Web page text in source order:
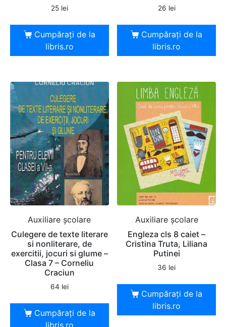
25 lei
Cumpărați de la
libris.ro
26 lei
Cumpărați de la
libris.ro
Auxiliare şcolare
Culegere de texte literare
si nonliterare, de
exercitii, jocuri si glume –
Clasa 7 – Corneliu
Craciun
64 lei
Cumpărați de la
libris.ro
Auxiliare şcolare
Engleza cls 8 caiet –
Cristina Truta, Liliana
Putinei
36 lei
Cumpărați de la
libris.ro